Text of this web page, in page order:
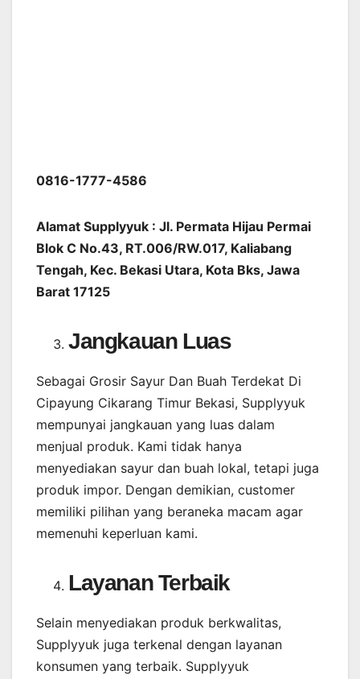
0816-1777-4586
Alamat Supplyyuk : Jl. Permata Hijau Permai
Blok C No.43, RT.006/RW.017, Kaliabang
Tengah, Kec. Bekasi Utara, Kota Bks, Jawa
Barat 17125
Jangkauan Luas
Sebagai Grosir Sayur Dan Buah Terdekat Di
Cipayung Cikarang Timur Bekasi, Supplyyuk
mempunyai jangkauan yang luas dalam
menjual produk. Kami tidak hanya
menyediakan sayur dan buah lokal, tetapi juga
produk impor. Dengan demikian, customer
memiliki pilihan yang beraneka macam agar
memenuhi keperluan kami.
Layanan Terbaik
Selain menyediakan produk berkwalitas,
Supplyyuk juga terkenal dengan layanan
konsumen yang terbaik. Supplyyuk